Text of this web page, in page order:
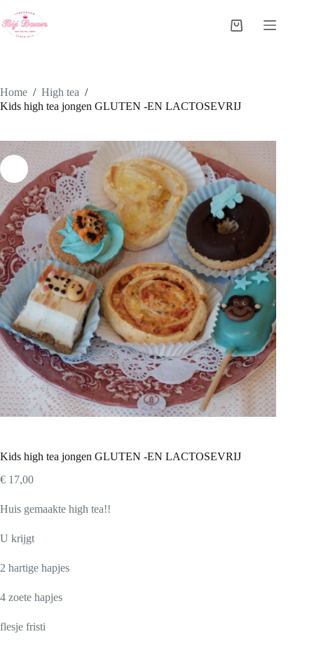
naar
de
Winkelwagen
Home / High tea /
Kids high tea jongen GLUTEN -EN LACTOSEVRIJ
Kids high tea jongen GLUTEN -EN LACTOSEVRIJ
€ 17,00
Huis gemaakte high tea!!
U krijgt
2 hartige hapjes
4 zoete hapjes
flesje fristi